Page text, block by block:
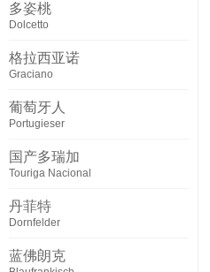
多姿桃
Dolcetto
格拉西亚诺
Graciano
葡萄牙人
Portugieser
国产多瑞加
Touriga Nacional
丹菲特
Dornfelder
蓝佛朗克